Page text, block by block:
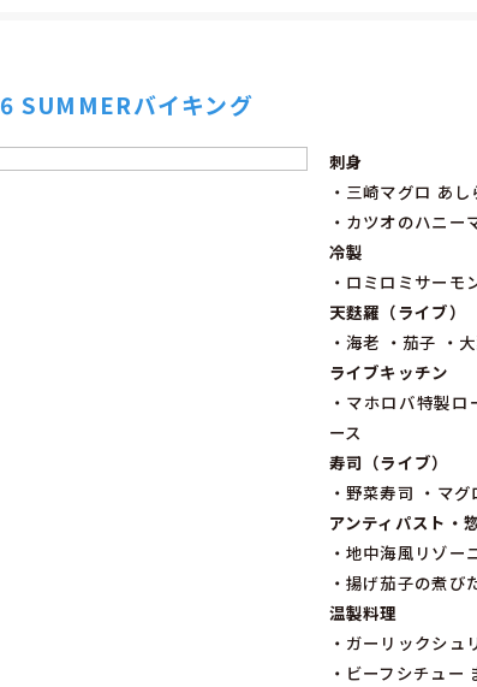
SUMMERバイキング
刺身
・三崎マグロ あ
・カツオのハニー
冷製
・ロミロミサーモ
天麩羅（ライブ）
・海老 ・茄子 ・
ライブキッチン
・マホロバ特製
ース
寿司（ライブ）
・野菜寿司 ・マ
アンティパスト・
・地中海風リゾ
・揚げ茄子の煮び
温製料理
・ガーリックシュ
・ビーフシチュー